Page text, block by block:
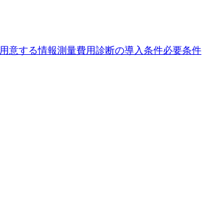
用意する情報測量費用診断の導入条件必要条件